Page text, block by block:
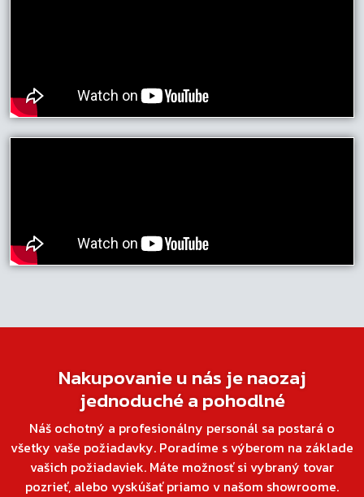
Nakupovanie u nás je naozaj
jednoduché a pohodlné
Náš ochotný a profesionálny personál sa postará o
všetky vaše požiadavky. Poradíme s výberom na základe
vašich požiadaviek. Máte možnosť si vybraný tovar
pozrieť, alebo vyskúšať priamo v našom showroome.